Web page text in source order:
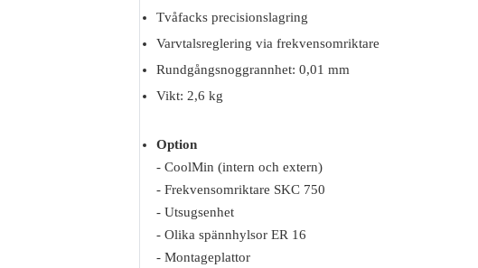
Tvåfacks precisionslagring
Varvtalsreglering via frekvensomriktare
Rundgångsnoggrannhet: 0,01 mm
Vikt: 2,6 kg
Option
- CoolMin (intern och extern)
- Frekvensomriktare SKC 750
- Utsugsenhet
- Olika spännhylsor ER 16
- Montageplattor